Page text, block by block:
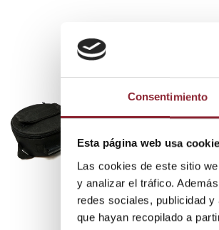
Consentimiento
Esta página web usa
Las cookies de este sitio
y analizar el tráfico.
redes sociales, publicidad
que hayan recopilado a